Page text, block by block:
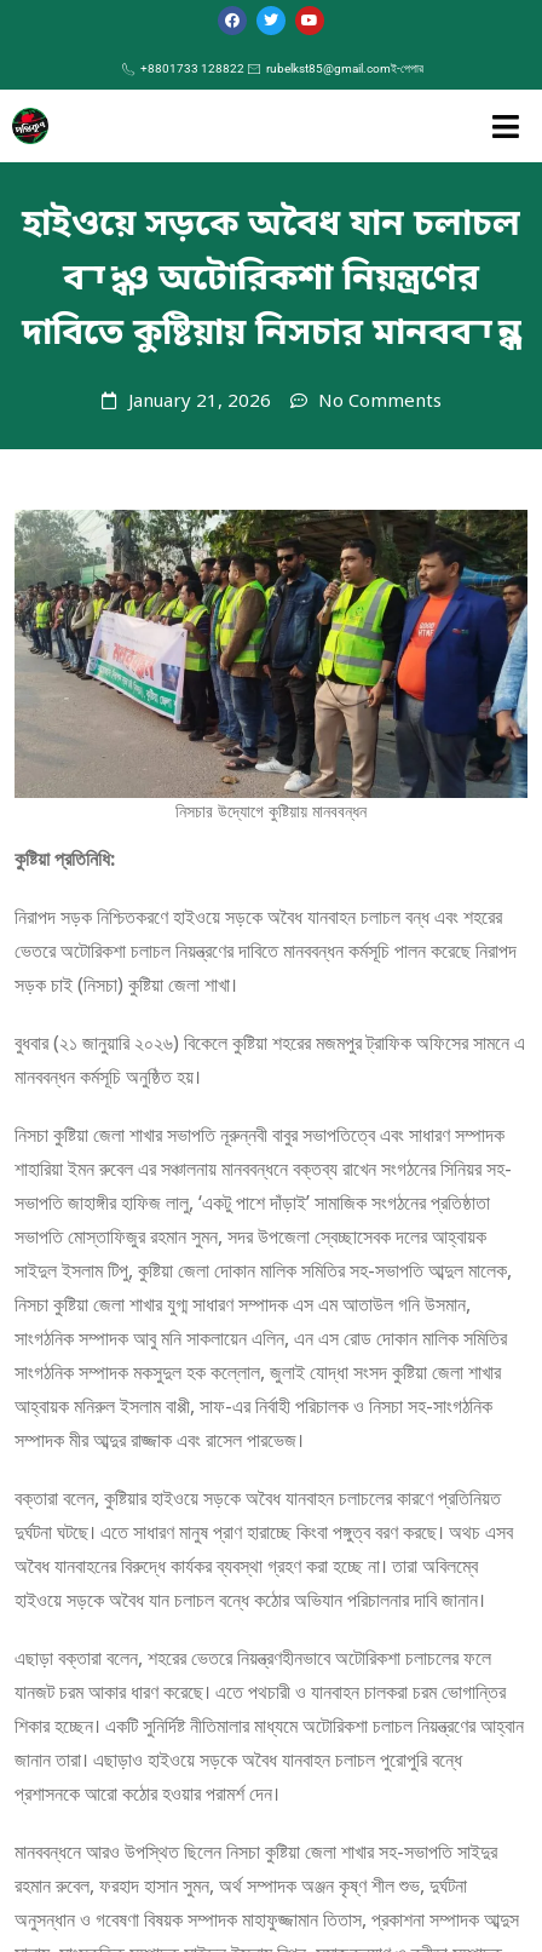
+8801733 128822 rubelkst85@gmail.comই-পেপার
হাইওয়ে সড়কে অবৈধ যান চলাচল
বন্ধ ও অটোরিকশা নিয়ন্ত্রণের
দাবিতে কুষ্টিয়ায় নিসচার মানববন্ধন
January 21, 2026 No Comments
নিসচার উদ্যোগে কুষ্টিয়ায় মানববন্ধন
কুষ্টিয়া প্রতিনিধি:
নিরাপদ সড়ক নিশ্চিতকরণে হাইওয়ে সড়কে অবৈধ যানবাহন চলাচল বন্ধ এবং শহরের
ভেতরে অটোরিকশা চলাচল নিয়ন্ত্রণের দাবিতে মানববন্ধন কর্মসূচি পালন করেছে নিরাপদ
সড়ক চাই (নিসচা) কুষ্টিয়া জেলা শাখা।
বুধবার (২১ জানুয়ারি ২০২৬) বিকেলে কুষ্টিয়া শহরের মজমপুর ট্রাফিক অফিসের সামনে এ
মানববন্ধন কর্মসূচি অনুষ্ঠিত হয়।
নিসচা কুষ্টিয়া জেলা শাখার সভাপতি নূরুন্নবী বাবুর সভাপতিত্বে এবং সাধারণ সম্পাদক
শাহারিয়া ইমন রুবেল এর সঞ্চালনায় মানববন্ধনে বক্তব্য রাখেন সংগঠনের সিনিয়র সহ-
সভাপতি জাহাঙ্গীর হাফিজ লালু, ‘একটু পাশে দাঁড়াই’ সামাজিক সংগঠনের প্রতিষ্ঠাতা
সভাপতি মোস্তাফিজুর রহমান সুমন, সদর উপজেলা স্বেচ্ছাসেবক দলের আহ্বায়ক
সাইদুল ইসলাম টিপু, কুষ্টিয়া জেলা দোকান মালিক সমিতির সহ-সভাপতি আব্দুল মালেক,
নিসচা কুষ্টিয়া জেলা শাখার যুগ্ম সাধারণ সম্পাদক এস এম আতাউল গনি উসমান,
সাংগঠনিক সম্পাদক আবু মনি সাকলায়েন এলিন, এন এস রোড দোকান মালিক সমিতির
সাংগঠনিক সম্পাদক মকসুদুল হক কল্লোল, জুলাই যোদ্ধা সংসদ কুষ্টিয়া জেলা শাখার
আহ্বায়ক মনিরুল ইসলাম বাপ্পী, সাফ-এর নির্বাহী পরিচালক ও নিসচা সহ-সাংগঠনিক
সম্পাদক মীর আব্দুর রাজ্জাক এবং রাসেল পারভেজ।
বক্তারা বলেন, কুষ্টিয়ার হাইওয়ে সড়কে অবৈধ যানবাহন চলাচলের কারণে প্রতিনিয়ত
দুর্ঘটনা ঘটছে। এতে সাধারণ মানুষ প্রাণ হারাচ্ছে কিংবা পঙ্গুত্ব বরণ করছে। অথচ এসব
অবৈধ যানবাহনের বিরুদ্ধে কার্যকর ব্যবস্থা গ্রহণ করা হচ্ছে না। তারা অবিলম্বে
হাইওয়ে সড়কে অবৈধ যান চলাচল বন্ধে কঠোর অভিযান পরিচালনার দাবি জানান।
এছাড়া বক্তারা বলেন, শহরের ভেতরে নিয়ন্ত্রণহীনভাবে অটোরিকশা চলাচলের ফলে
যানজট চরম আকার ধারণ করেছে। এতে পথচারী ও যানবাহন চালকরা চরম ভোগান্তির
শিকার হচ্ছেন। একটি সুনির্দিষ্ট নীতিমালার মাধ্যমে অটোরিকশা চলাচল নিয়ন্ত্রণের আহ্বান
জানান তারা। এছাড়াও হাইওয়ে সড়কে অবৈধ যানবাহন চলাচল পুরোপুরি বন্ধে
প্রশাসনকে আরো কঠোর হওয়ার পরামর্শ দেন।
মানববন্ধনে আরও উপস্থিত ছিলেন নিসচা কুষ্টিয়া জেলা শাখার সহ-সভাপতি সাইদুর
রহমান রুবেল, ফরহাদ হাসান সুমন, অর্থ সম্পাদক অঞ্জন কৃষ্ণ শীল শুভ, দুর্ঘটনা
অনুসন্ধান ও গবেষণা বিষয়ক সম্পাদক মাহাফুজ্জামান তিতাস, প্রকাশনা সম্পাদক আব্দুস